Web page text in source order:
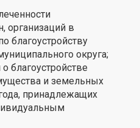
организаций в
благоустройству
округа;
благоустройстве
и земельных
принадлежащих